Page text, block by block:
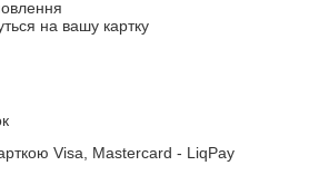
на вашу картку
Visa, Mastercard - LiqPay